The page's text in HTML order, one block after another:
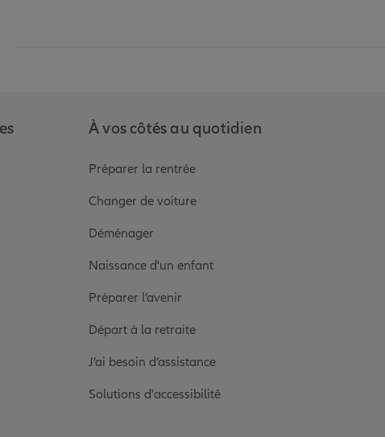
de Allianz
Youtube de Allianz
sur la page Instagram de Allianz
À vos côtés au quotidien
Préparer la rentrée
Changer de voiture
Déménager
Naissance d'un enfant
Préparer l’avenir
Départ à la retraite
J’ai besoin d’assistance
Solutions d'accessibilité